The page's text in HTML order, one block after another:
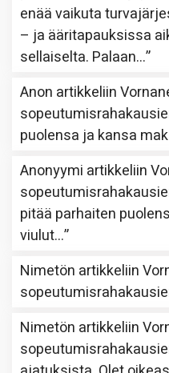
enää vaikuta
– ja ääritapauksissa
sellaiselta. Palaan…”
Anon artikkeliin
puolensa ja kansa
Anonyymi artikkeliin
pitää parhaiten
viulut…”
Nimetön artikkeliin
Nimetön artikkeliin